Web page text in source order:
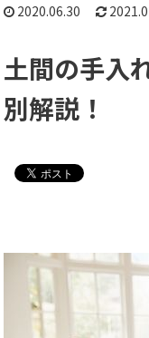
2020.06.30
土間の手入
別解説！